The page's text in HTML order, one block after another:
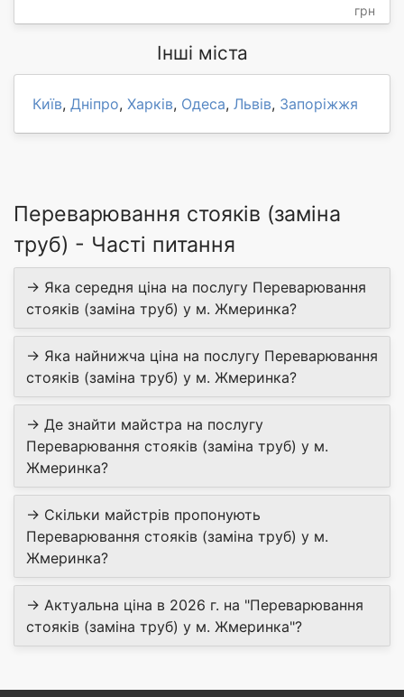
грн
Інші міста
Київ, Дніпро, Харків, Одеса, Львів, Запоріжжя
Переварювання стояків (заміна
труб) - Часті питання
→ Яка середня ціна на послугу Переварювання
стояків (заміна труб) у м. Жмеринка?
→ Яка найнижча ціна на послугу Переварювання
стояків (заміна труб) у м. Жмеринка?
→ Де знайти майстра на послугу
Переварювання стояків (заміна труб) у м.
Жмеринка?
→ Скільки майстрів пропонують
Переварювання стояків (заміна труб) у м.
Жмеринка?
→ Актуальна ціна в 2026 г. на "Переварювання
стояків (заміна труб) у м. Жмеринка"?